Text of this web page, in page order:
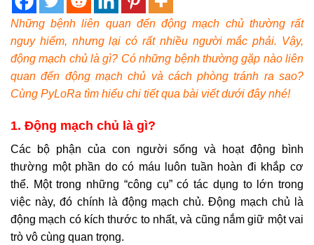
Những bệnh liên quan đến động mạch chủ thường rất
nguy hiểm, nhưng lại có rất nhiều người mắc phải. Vậy,
động mạch chủ là gì? Có những bệnh thường gặp nào liên
quan đến động mạch chủ và cách phòng tránh ra sao?
Cùng PyLoRa tìm hiểu chi tiết qua bài viết dưới đây nhé!
1. Động mạch chủ là gì?
Các bộ phận của con người sống và hoạt động bình
thường một phần do có máu luôn tuần hoàn đi khắp cơ
thể. Một trong những “công cụ” có tác dụng to lớn trong
việc này, đó chính là động mạch chủ. Động mạch chủ là
động mạch có kích thước to nhất, và cũng nắm giữ một vai
trò vô cùng quan trọng.